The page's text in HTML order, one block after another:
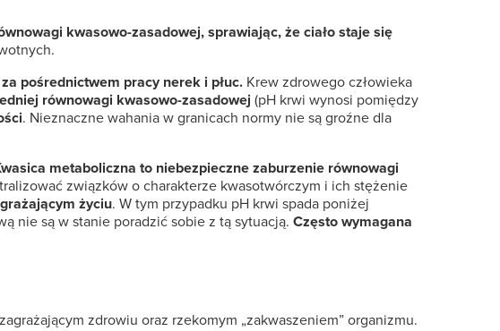
kwasowo-zasadowej, sprawiając, że ciało staje się
pośrednictwem pracy nerek i płuc. Krew zdrowego człowieka
równowagi kwasowo-zasadowej (pH krwi wynosi pomiędzy
. Nieznaczne wahania w granicach normy nie są groźne dla
metaboliczna to niebezpieczne zaburzenie równowagi
związków o charakterze kwasotwórczym i ich stężenie
życiu. W tym przypadku pH krwi spada poniżej
nie są w stanie poradzić sobie z tą sytuacją. Często wymagana
zdrowiu oraz rzekomym „zakwaszeniem” organizmu.